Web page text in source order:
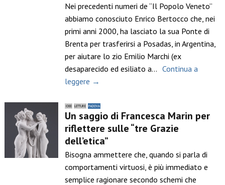
Nei precedenti numeri de “Il Popolo Veneto”
abbiamo conosciuto Enrico Bertocco che, nei
primi anni 2000, ha lasciato la sua Ponte di
Brenta per trasferirsi a Posadas, in Argentina,
per aiutare lo zio Emilio Marchi (ex
desaparecido ed esiliato a… Continua a
leggere →
IDEE LETTURE PADOVA
Un saggio di Francesca Marin per
riflettere sulle “tre Grazie
dell’etica”
Bisogna ammettere che, quando si parla di
comportamenti virtuosi, è più immediato e
semplice ragionare secondo schemi che